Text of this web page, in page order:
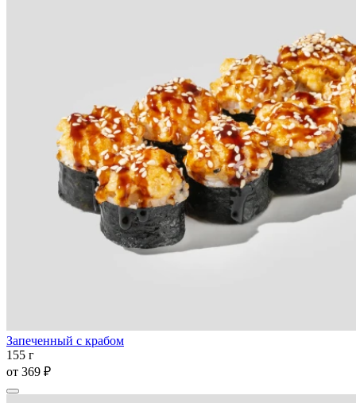
Запеченный с крабом
155 г
от 369 ₽